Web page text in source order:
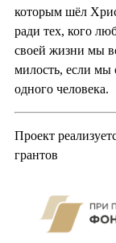
которым шёл
ради тех, кого
своей жизни мы
милость, если мы
одного человека.
Проект
грантов